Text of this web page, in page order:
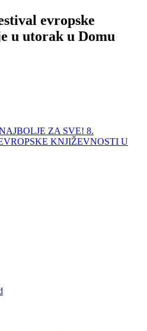
evropske
u utorak u Domu